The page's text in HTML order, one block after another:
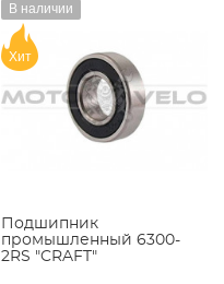
Подшипник
промышленный 6300-
2RS "CRAFT"
В наличии
Хит